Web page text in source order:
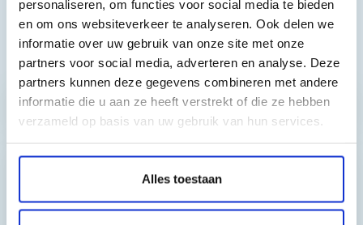
personaliseren, om functies voor social media te bieden
en om ons websiteverkeer te analyseren. Ook delen we
informatie over uw gebruik van onze site met onze
partners voor social media, adverteren en analyse. Deze
partners kunnen deze gegevens combineren met andere
informatie die u aan ze heeft verstrekt of die ze hebben
verzameld op basis van uw gebruik van hun services.
Alles toestaan
Lexmark Pro 715 , 910 , 910 , 915.
Toch nog een vraag?
Hebt u vragen bij het artikel?
Reviews van klanten…
”Prima geregeld. ”